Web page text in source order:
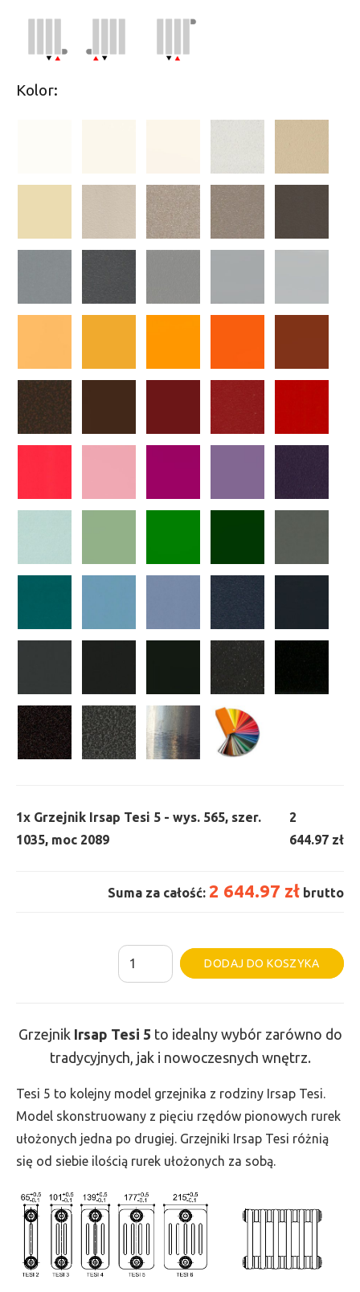
Kolor:
1x Grzejnik Irsap Tesi 5 - wys. 565, szer.
1035, moc 2089
2
644.97 zł
Suma za całość: 2 644.97 zł brutto
ilość
Grzejnik
-
wys.
565,
szer.
1035,
2089
DODAJ DO KOSZYKA
Grzejnik Irsap Tesi 5 to idealny wybór zarówno do
tradycyjnych, jak i nowoczesnych wnętrz.
Tesi 5 to kolejny model grzejnika z rodziny Irsap Tesi.
Model skonstruowany z pięciu rzędów pionowych rurek
ułożonych jedna po drugiej. Grzejniki Irsap Tesi różnią
się od siebie ilością rurek ułożonych za sobą.